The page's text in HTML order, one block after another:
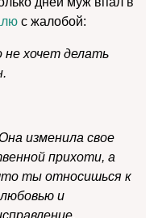
с жалобой:
хочет делать
изменила свое
прихоти, а
ты относишься к
и